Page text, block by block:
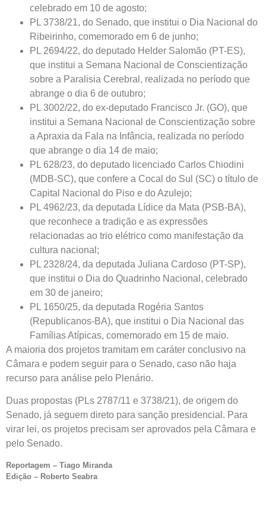
celebrado em 10 de agosto;
PL 3738/21, do Senado, que institui o Dia Nacional do
Ribeirinho, comemorado em 6 de junho;
PL 2694/22, do deputado Helder Salomão (PT-ES),
que institui a Semana Nacional de Conscientização
sobre a Paralisia Cerebral, realizada no período que
abrange o dia 6 de outubro;
PL 3002/22, do ex-deputado Francisco Jr. (GO), que
institui a Semana Nacional de Conscientização sobre
a Apraxia da Fala na Infância, realizada no período
que abrange o dia 14 de maio;
PL 628/23, do deputado licenciado Carlos Chiodini
(MDB-SC), que confere a Cocal do Sul (SC) o título de
Capital Nacional do Piso e do Azulejo;
PL 4962/23, da deputada Lídice da Mata (PSB-BA),
que reconhece a tradição e as expressões
relacionadas ao trio elétrico como manifestação da
cultura nacional;
PL 2328/24, da deputada Juliana Cardoso (PT-SP),
que institui o Dia do Quadrinho Nacional, celebrado
em 30 de janeiro;
PL 1650/25, da deputada Rogéria Santos
(Republicanos-BA), que institui o Dia Nacional das
Famílias Atípicas, comemorado em 15 de maio.
A maioria dos projetos tramitam em caráter conclusivo na
Câmara e podem seguir para o Senado, caso não haja
recurso para análise pelo Plenário.
Duas propostas (PLs 2787/11 e 3738/21), de origem do
Senado, já seguem direto para sanção presidencial. Para
virar lei, os projetos precisam ser aprovados pela Câmara e
pelo Senado.
Reportagem – Tiago Miranda
Edição – Roberto Seabra